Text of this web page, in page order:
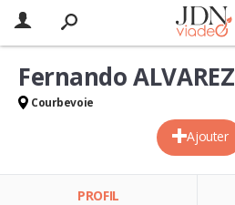
Ajouter
Fernando ALVAREZ
Courbevoie
PROFIL